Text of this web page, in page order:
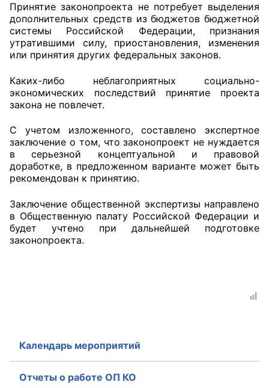
Принятие законопроекта не потребует выделения
дополнительных средств из бюджетов бюджетной
системы Российской Федерации, признания
утратившими силу, приостановления, изменения
или принятия других федеральных законов.
Каких-либо неблагоприятных социально-
экономических последствий принятие проекта
закона не повлечет.
С учетом изложенного, составлено экспертное
заключение о том, что законопроект не нуждается
в серьезной концептуальной и правовой
доработке, в предложенном варианте может быть
рекомендован к принятию.
Заключение общественной экспертизы направлено
в Общественную палату Российской Федерации и
будет учтено при дальнейшей подготовке
законопроекта.
Календарь мероприятий
Отчеты о работе ОП КО